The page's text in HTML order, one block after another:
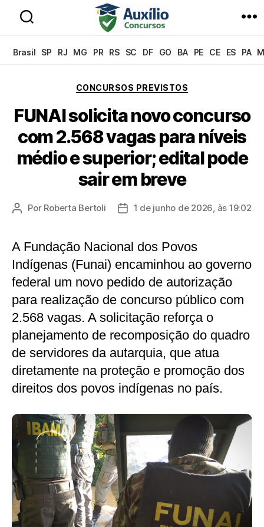
Concursos
Brasil SP RJ MG PR RS SC DF GO BA PE CE ES PA
Categorias
CONCURSOS PREVISTOS
FUNAI solicita novo concurso
com 2.568 vagas para níveis
médio e superior; edital pode
sair em breve
Autor
Por Roberta Bertoli
Data1 de junho de 2026, às 19:02
A Fundação Nacional dos Povos
Indígenas (Funai) encaminhou ao governo
federal um novo pedido de autorização
para realização de concurso público com
2.568 vagas. A solicitação reforça o
planejamento de recomposição do quadro
de servidores da autarquia, que atua
diretamente na proteção e promoção dos
direitos dos povos indígenas no país.